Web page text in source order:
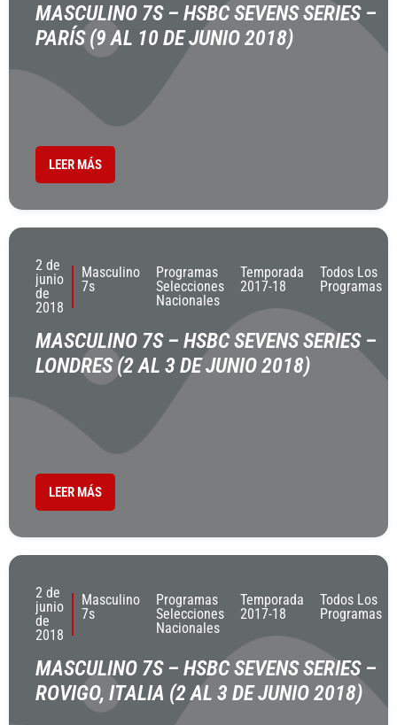
MASCULINO 7S – HSBC SEVENS SERIES –
PARÍS (9 AL 10 DE JUNIO 2018)
LEER MÁS
2 de
junio
de
2018
Masculino
7s
Programas
Selecciones
Nacionales
Temporada
2017-18
Todos Los
Programas
MASCULINO 7S – HSBC SEVENS SERIES –
LONDRES (2 AL 3 DE JUNIO 2018)
LEER MÁS
2 de
junio
de
2018
Masculino
7s
Programas
Selecciones
Nacionales
Temporada
2017-18
Todos Los
Programas
MASCULINO 7S – HSBC SEVENS SERIES –
ROVIGO, ITALIA (2 AL 3 DE JUNIO 2018)